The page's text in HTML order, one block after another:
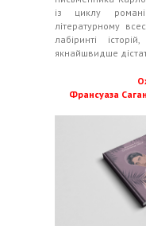
із циклу
літературному
лабіринті
якнайшвидше
Франсуаза